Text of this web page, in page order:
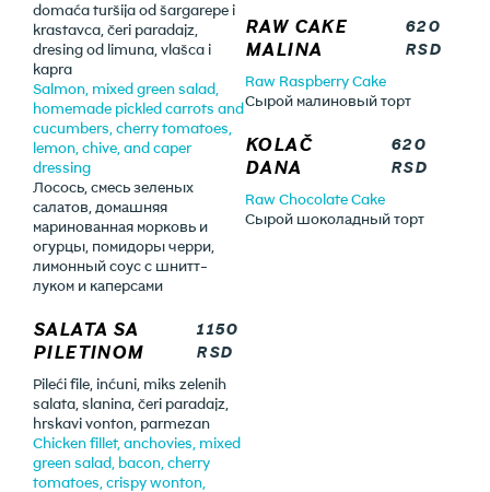
domaća turšija od šargarepe i
krastavca, čeri paradajz,
dresing od limuna, vlašca i
kapra
Salmon, mixed green salad,
homemade pickled carrots and
cucumbers, cherry tomatoes,
lemon, chive, and caper
dressing
Лосось, смесь зеленых
салатов, домашняя
маринованная морковь и
огурцы, помидоры черри,
лимонный соус с шнитт-
луком и каперсами
SALATA SA
PILETINOM
1150
RSD
Pileći file, inćuni, miks zelenih
salata, slanina, čeri paradajz,
hrskavi vonton, parmezan
Chicken fillet, anchovies, mixed
green salad, bacon, cherry
tomatoes, crispy wonton,
RAW CAKE
MALINA
620
RSD
Raw Raspberry Cake
Сырой малиновый торт
KOLAČ
DANA
620
RSD
Raw Chocolate Cake
Сырой шоколадный торт